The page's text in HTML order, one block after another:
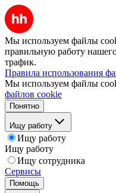
Мы используем файлы
правильную работу
трафик.
Правила использования
Мы используем файлы
файлов cookie
Понятно
Ищу работу
Ищу работу
Ищу работу
Ищу сотрудника
Сервисы
Помощь